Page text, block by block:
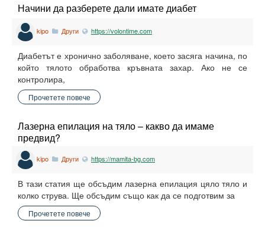
Начини да разберете дали имате диабет
kipo Други https://volontime.com
Диабетът е хронично заболяване, което засяга начина, по
който тялото обработва кръвната захар. Ако не се
контролира,
Прочетете повече
Лазерна епилация на тяло – какво да имаме
предвид?
kipo Други https://mamita-bg.com
В тази статия ще обсъдим лазерна епилация цяло тяло и
колко струва. Ще обсъдим също как да се подготвим за
Прочетете повече